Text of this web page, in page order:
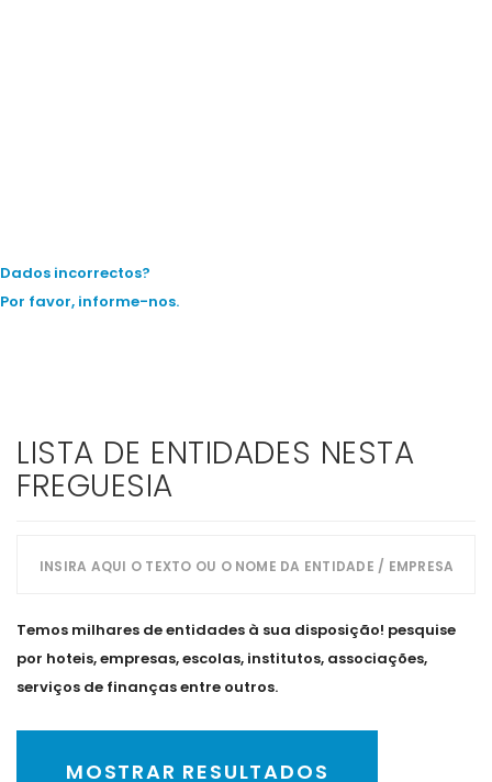
Dados incorrectos?
Por favor, informe-nos.
LISTA DE ENTIDADES NESTA
FREGUESIA
Temos milhares de entidades à sua disposição! pesquise
por hoteis, empresas, escolas, institutos, associações,
serviços de finanças entre outros.
MOSTRAR RESULTADOS